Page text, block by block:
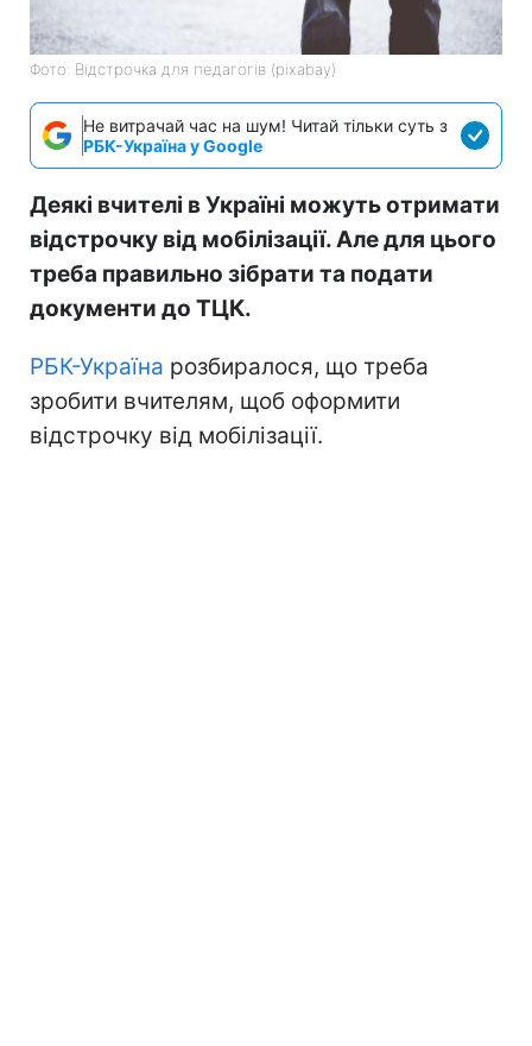
Фото: Відстрочка для педагогів (pixabay)
Не витрачай час на шум! Читай тільки суть з
РБК-Україна у Google
Деякі вчителі в Україні можуть отримати
відстрочку від мобілізації. Але для цього
треба правильно зібрати та подати
документи до ТЦК.
РБК-Україна розбиралося, що треба
зробити вчителям, щоб оформити
відстрочку від мобілізації.